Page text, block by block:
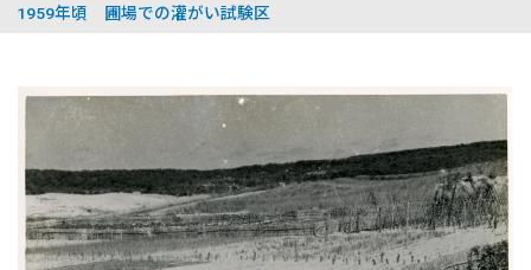
1959年頃 圃場での灌がい試験区